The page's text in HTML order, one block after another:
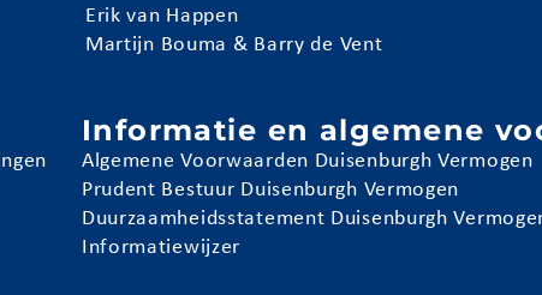
Erik van Happen
Martijn Bouma & Barry de Vent
Informatie en algemene
Algemene Voorwaarden Duisenburgh Vermogen
Prudent Bestuur Duisenburgh Vermogen
Duurzaamheidsstatement Duisenburgh
Informatiewijzer